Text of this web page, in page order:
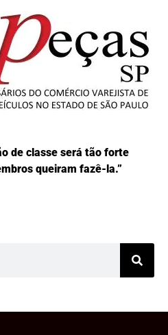
de classe será tão forte
queiram fazê-la.”